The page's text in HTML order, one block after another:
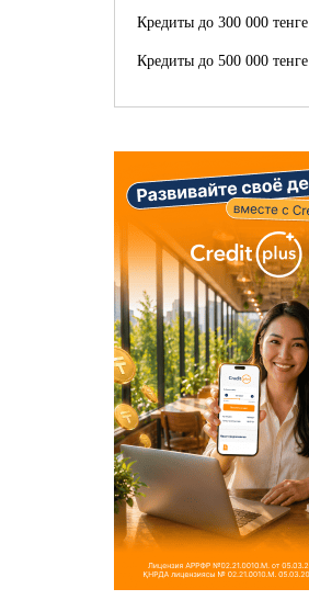
Кредиты до 300 000 тенге
Кредиты до 500 000 тенге